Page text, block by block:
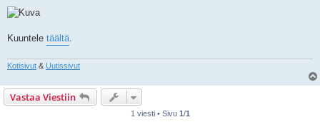
Kuuntele täältä.
Kotisivut & Uutissivut
Vastaa Viestiin
1 viesti • Sivu 1/1